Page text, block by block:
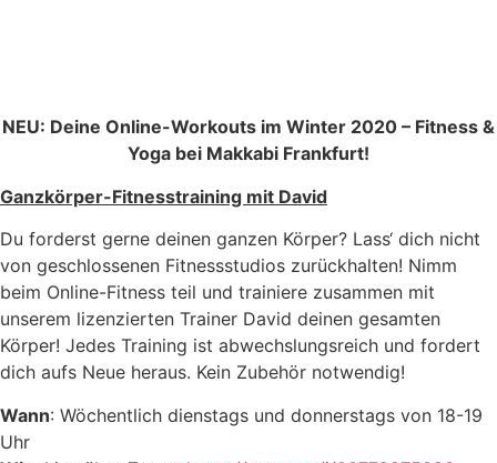
NEU: Deine Online-Workouts im Winter 2020 – Fitness &
Yoga bei Makkabi Frankfurt!
Ganzkörper-Fitnesstraining mit David
Du forderst gerne deinen ganzen Körper? Lass‘ dich nicht
von geschlossenen Fitnessstudios zurückhalten! Nimm
beim Online-Fitness teil und trainiere zusammen mit
unserem lizenzierten Trainer David deinen gesamten
Körper! Jedes Training ist abwechslungsreich und fordert
dich aufs Neue heraus. Kein Zubehör notwendig!
Wann: Wöchentlich dienstags und donnerstags von 18-19
Uhr